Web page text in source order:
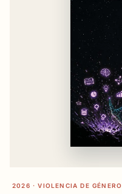
2026 · VIOLENCIA DE GÉNERO